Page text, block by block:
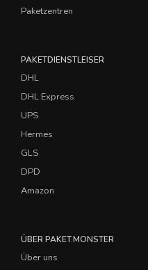
Paketzentren
PAKETDIENSTLEISER
DHL
DHL Express
UPS
Hermes
GLS
DPD
Amazon
ÜBER PAKET.MONSTER
Über uns